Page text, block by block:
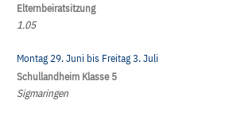
Elternbeiratsitzung
1.05
Montag 29. Juni bis Freitag 3. Juli
Schullandheim Klasse 5
Sigmaringen